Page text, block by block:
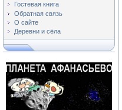
Гостевая книга
Обратная связь
О сайте
Деревни и сёла